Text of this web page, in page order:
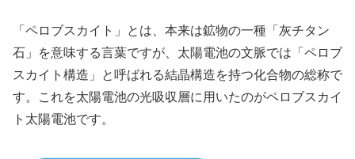
「ペロブスカイト」とは、本来は鉱物の一種「灰チタン
石」を意味する言葉ですが、太陽電池の文脈では「ペロブ
スカイト構造」と呼ばれる結晶構造を持つ化合物の総称で
す。これを太陽電池の光吸収層に用いたのがペロブスカイ
ト太陽電池です。